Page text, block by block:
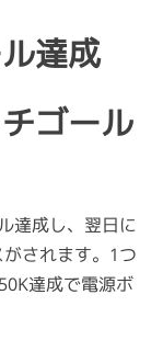
達成
ゴール
達成し、翌日に
されます。1つ
達成で電源ボ